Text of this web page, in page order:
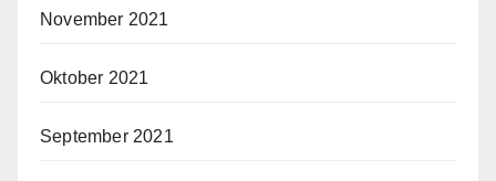
November 2021
Oktober 2021
September 2021